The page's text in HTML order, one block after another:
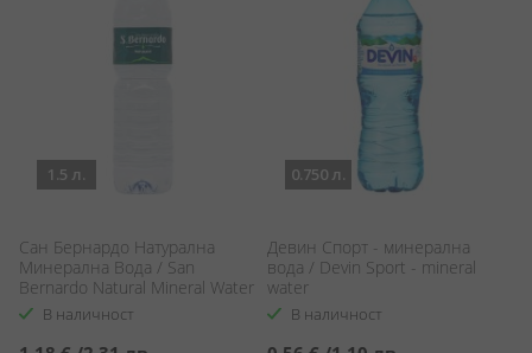
1.5 л.
Сан Бернардо Натурална
Минерална Вода / San
Bernardo Natural Mineral Water
В наличност
0.750 л.
Девин Спорт - минерална
вода / Devin Sport - mineral
water
В наличност